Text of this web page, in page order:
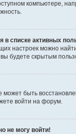
компьютере,
в списке активных
настроек можно
будете скрытым
может быть
войти на форум.
не могу войти!